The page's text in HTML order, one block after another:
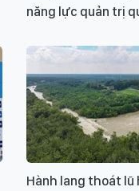
năng lực quản trị
Hành lang thoát lũ